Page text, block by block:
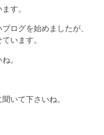
す。
ログを始めましたが、
います。
。
いて下さいね。